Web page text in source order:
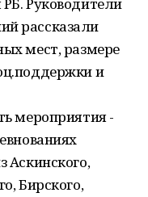
рассказали
мест, размере
и
мероприятия -
Аскинского,
Бирского,